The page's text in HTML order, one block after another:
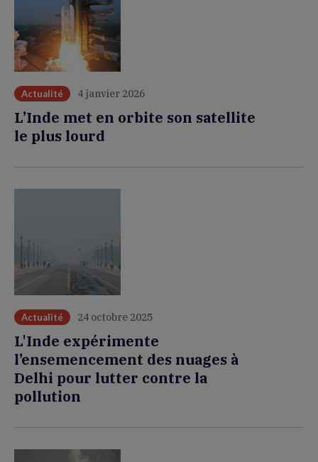
Actualité 4 janvier 2026
L’Inde met en orbite son satellite
le plus lourd
Actualité 24 octobre 2025
L'Inde expérimente
l’ensemencement des nuages à
Delhi pour lutter contre la
pollution